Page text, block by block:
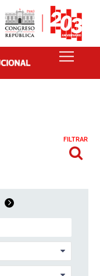
FILTRAR